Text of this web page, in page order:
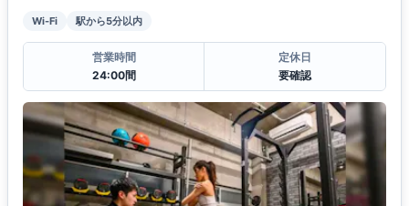
Wi-Fi 駅から5分以内
営業時間
24:00間
定休日
要確認